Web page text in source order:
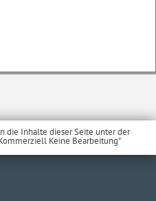
die Inhalte dieser Seite unter der